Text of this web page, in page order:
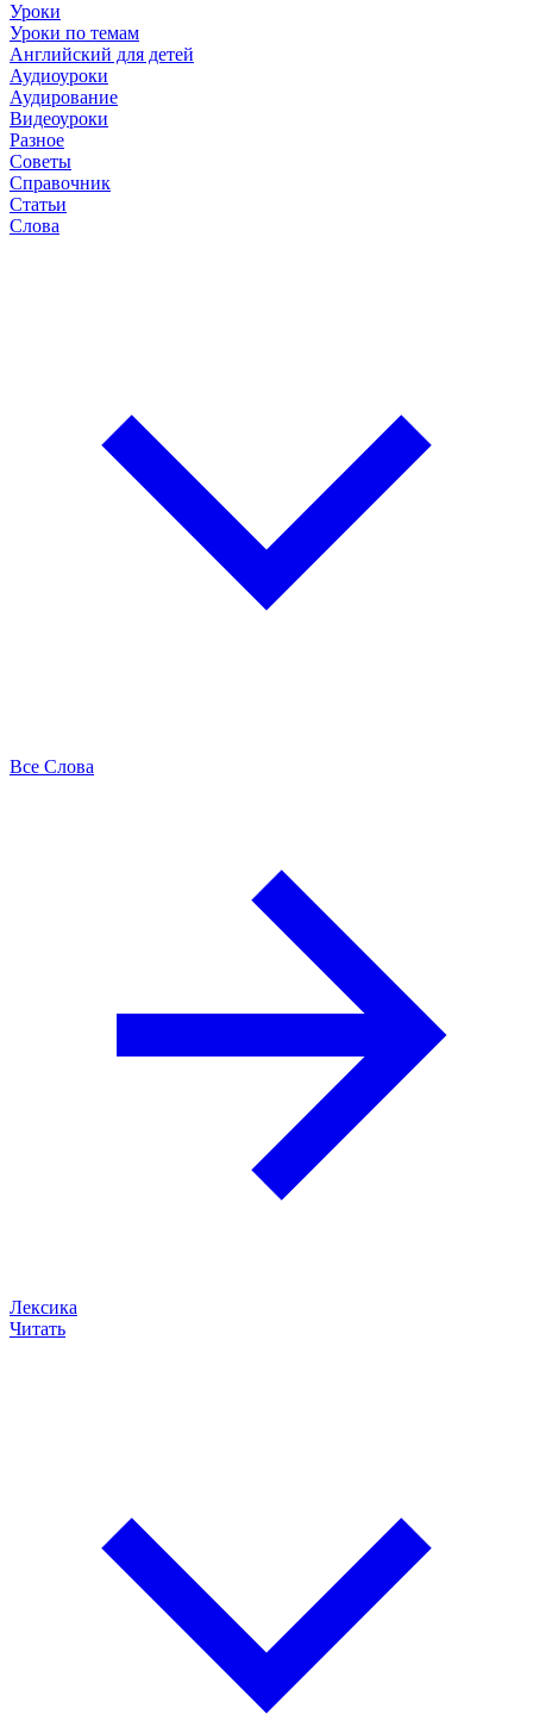
Уроки
Уроки по темам
Английский для детей
Аудиоуроки
Аудирование
Видеоуроки
Разное
Советы
Справочник
Статьи
Слова
Все Слова
Лексика
Читать